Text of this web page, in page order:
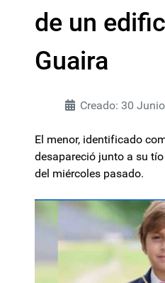
de un
Guaira
Creado: 30
El menor, identificado
desapareció junto a su
del miércoles pasado.